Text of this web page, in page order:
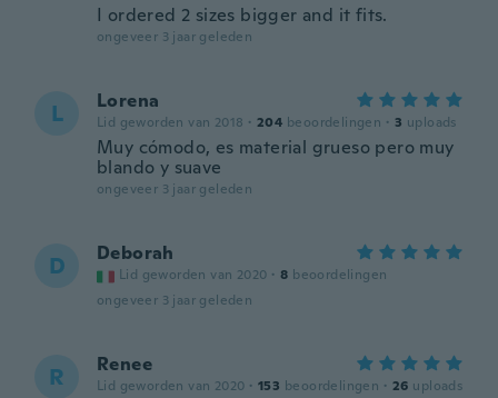
I ordered 2 sizes bigger and it fits.
ongeveer 3 jaar geleden
L Lorena
Lid geworden van 2018 · 204 beoordelingen · 3 uploads
Muy cómodo, es material grueso pero muy
blando y suave
ongeveer 3 jaar geleden
D Deborah
Lid geworden van 2020 · 8 beoordelingen
ongeveer 3 jaar geleden
R Renee
Lid geworden van 2020 · 153 beoordelingen · 26 uploads